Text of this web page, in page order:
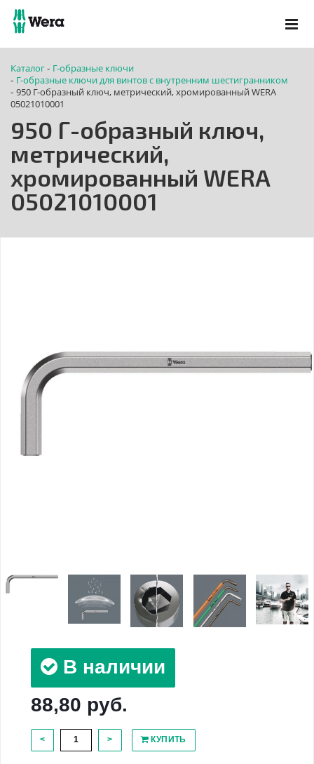
Каталог - Г-образные ключи
- Г-образные ключи для винтов с внутренним шестигранником
- 950 Г-образный ключ, метрический, хромированный WERA
05021010001
950 Г-образный ключ,
метрический,
хромированный WERA
05021010001
В наличии
88,80 руб.
< > КУПИТЬ